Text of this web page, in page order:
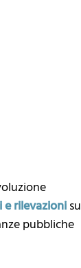
e rilevazionisu
pubbliche